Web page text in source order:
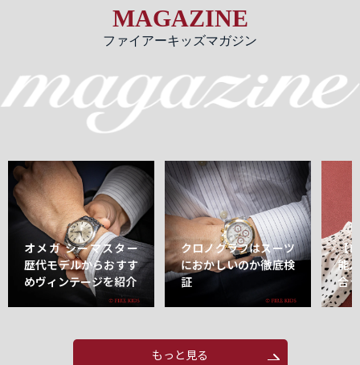
MAGAZINE
ファイアーキッズマガジン
オメガ シーマスター
歴代モデルからおすす
めヴィンテージを紹介
クロノグラフはスーツ
におかしいのか徹底検
証
【
能
合
もっと見る